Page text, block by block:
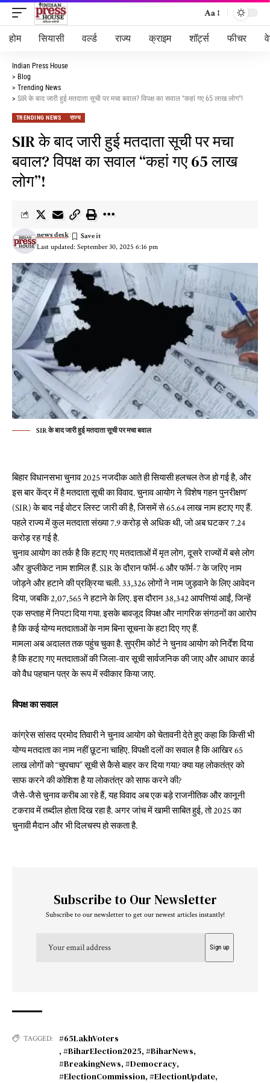
Aa
होम सियासी वर्ल्ड राज्य क्राइम शॉर्ट्स फीचर
Indian Press House
> Blog
> Trending News
> SIR के बाद जारी हुई मतदाता सूची पर मचा बवाल? विपक्ष का सवाल “कहां गए 65 लाख लोग”!
TRENDING NEWS राज्य
SIR के बाद जारी हुई मतदाता सूची पर मचा
बवाल? विपक्ष का सवाल “कहां गए 65 लाख
लोग”!
Last updated: September 30, 2025 6:16 pm
news desk
SIR के बाद जारी हुई मतदाता सूची पर मचा बवाल
बिहार विधानसभा चुनाव 2025 नजदीक आते ही सियासी हलचल तेज हो गई है, और
इस बार केंद्र में है मतदाता सूची का विवाद. चुनाव आयोग ने ‘विशेष गहन पुनरीक्षण’
(SIR) के बाद नई वोटर लिस्ट जारी की है, जिसमें से 65.64 लाख नाम हटाए गए हैं.
पहले राज्य में कुल मतदाता संख्या 7.9 करोड़ से अधिक थी, जो अब घटकर 7.24
करोड़ रह गई है.
चुनाव आयोग का तर्क है कि हटाए गए मतदाताओं में मृत लोग, दूसरे राज्यों में बसे लोग
और डुप्लीकेट नाम शामिल हैं. SIR के दौरान फॉर्म-6 और फॉर्म-7 के जरिए नाम
जोड़ने और हटाने की प्रक्रिया चली. 33,326 लोगों ने नाम जुड़वाने के लिए आवेदन
दिया, जबकि 2,07,565 ने हटाने के लिए. इस दौरान 38,342 आपत्तियां आईं, जिन्हें
एक सप्ताह में निपटा दिया गया. इसके बावजूद विपक्ष और नागरिक संगठनों का आरोप
है कि कई योग्य मतदाताओं के नाम बिना सूचना के हटा दिए गए हैं.
मामला अब अदालत तक पहुंच चुका है. सुप्रीम कोर्ट ने चुनाव आयोग को निर्देश दिया
है कि हटाए गए मतदाताओं की जिला-वार सूची सार्वजनिक की जाए और आधार कार्ड
को वैध पहचान पत्र के रूप में स्वीकार किया जाए.
विपक्ष का सवाल
कांग्रेस सांसद प्रमोद तिवारी ने चुनाव आयोग को चेतावनी देते हुए कहा कि किसी भी
योग्य मतदाता का नाम नहीं छूटना चाहिए. विपक्षी दलों का सवाल है कि आखिर 65
लाख लोगों को “चुपचाप” सूची से कैसे बाहर कर दिया गया? क्या यह लोकतंत्र को
साफ करने की कोशिश है या लोकतंत्र को साफ करने की?
जैसे-जैसे चुनाव करीब आ रहे हैं, यह विवाद अब एक बड़े राजनीतिक और कानूनी
टकराव में तब्दील होता दिख रहा है. अगर जांच में खामी साबित हुई, तो 2025 का
चुनावी मैदान और भी दिलचस्प हो सकता है.
Subscribe to Our Newsletter
Subscribe to our newsletter to get our newest articles instantly!
TAGGED:
#65LakhVoters
, #BiharElection2025, #BiharNews,
#BreakingNews, #Democracy,
#ElectionCommission, #ElectionUpdate,